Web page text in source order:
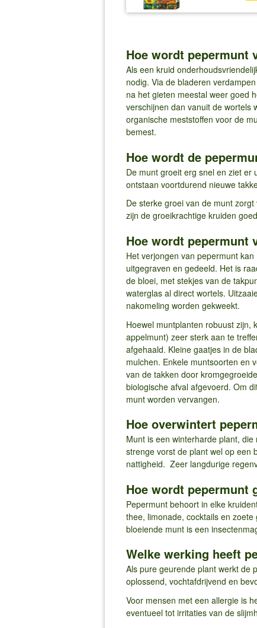
Hoe wordt pepermunt
Als een kruid
nodig. Via de bladeren
na het gieten meestal weer goed
verschijnen dan vanuit de wortels
organische meststoffen voor de
bemest.
Hoe wordt de
De munt groeit erg snel en ziet er
ontstaan voortdurend nieuwe
De sterke groei van de munt
zijn de groeikrachtige kruiden
Hoe wordt pepermunt
Het verjongen van pepermunt
uitgegraven en gedeeld. Het is
de bloei, met stekjes van de
waterglas al direct wortels.
nakomeling worden gekweekt.
Hoewel muntplanten robuust zijn,
appelmunt) zeer sterk aan te
afgehaald. Kleine gaatjes in de
mulchen. Enkele muntsoorten en
van de takken door
biologische afval afgevoerd. Om
munt worden vervangen.
Hoe overwintert
Munt is een winterharde plant,
strenge vorst de plant wel op een
nattigheid. Zeer langdurige
Hoe wordt pepermunt
Pepermunt behoort in elke
thee, limonade, cocktails en
bloeiende munt is een
Welke werking heeft
Als pure geurende plant werkt de
oplossend, vochtafdrijvend en
Voor mensen met een allergie is
eventueel tot irritaties van de